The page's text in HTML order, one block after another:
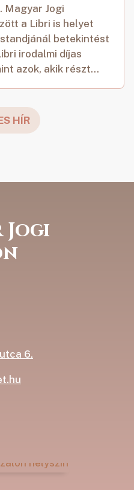
Magyar Jogi
a Libri is helyet
betekintést
irodalmi díjas
azok, akik részt...
HÍR
Jogi
6.